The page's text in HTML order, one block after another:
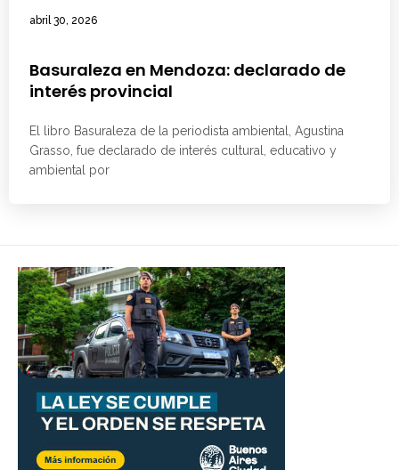
abril 30, 2026
Basuraleza en Mendoza: declarado de
interés provincial
El libro Basuraleza de la periodista ambiental, Agustina
Grasso, fue declarado de interés cultural, educativo y
ambiental por